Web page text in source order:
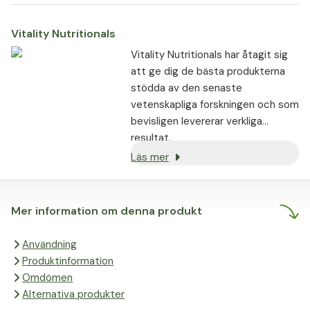
Mer information om denna produkt
Användning
Produktinformation
Omdömen
Alternativa produkter
Vitality Nutritionals
Vitality Nutritionals har åtagit sig
att ge dig de bästa produkterna
stödda av den senaste
vetenskapliga forskningen och som
bevisligen levererar verkliga
resultat.
Läs mer